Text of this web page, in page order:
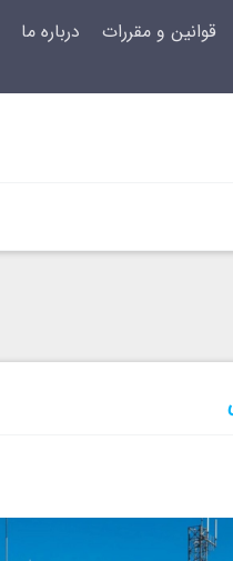
قوانین و مقررات درباره ما